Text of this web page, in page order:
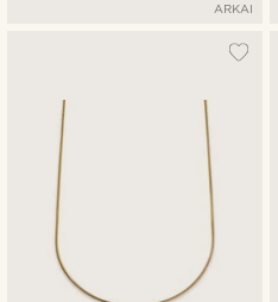
ARKAI